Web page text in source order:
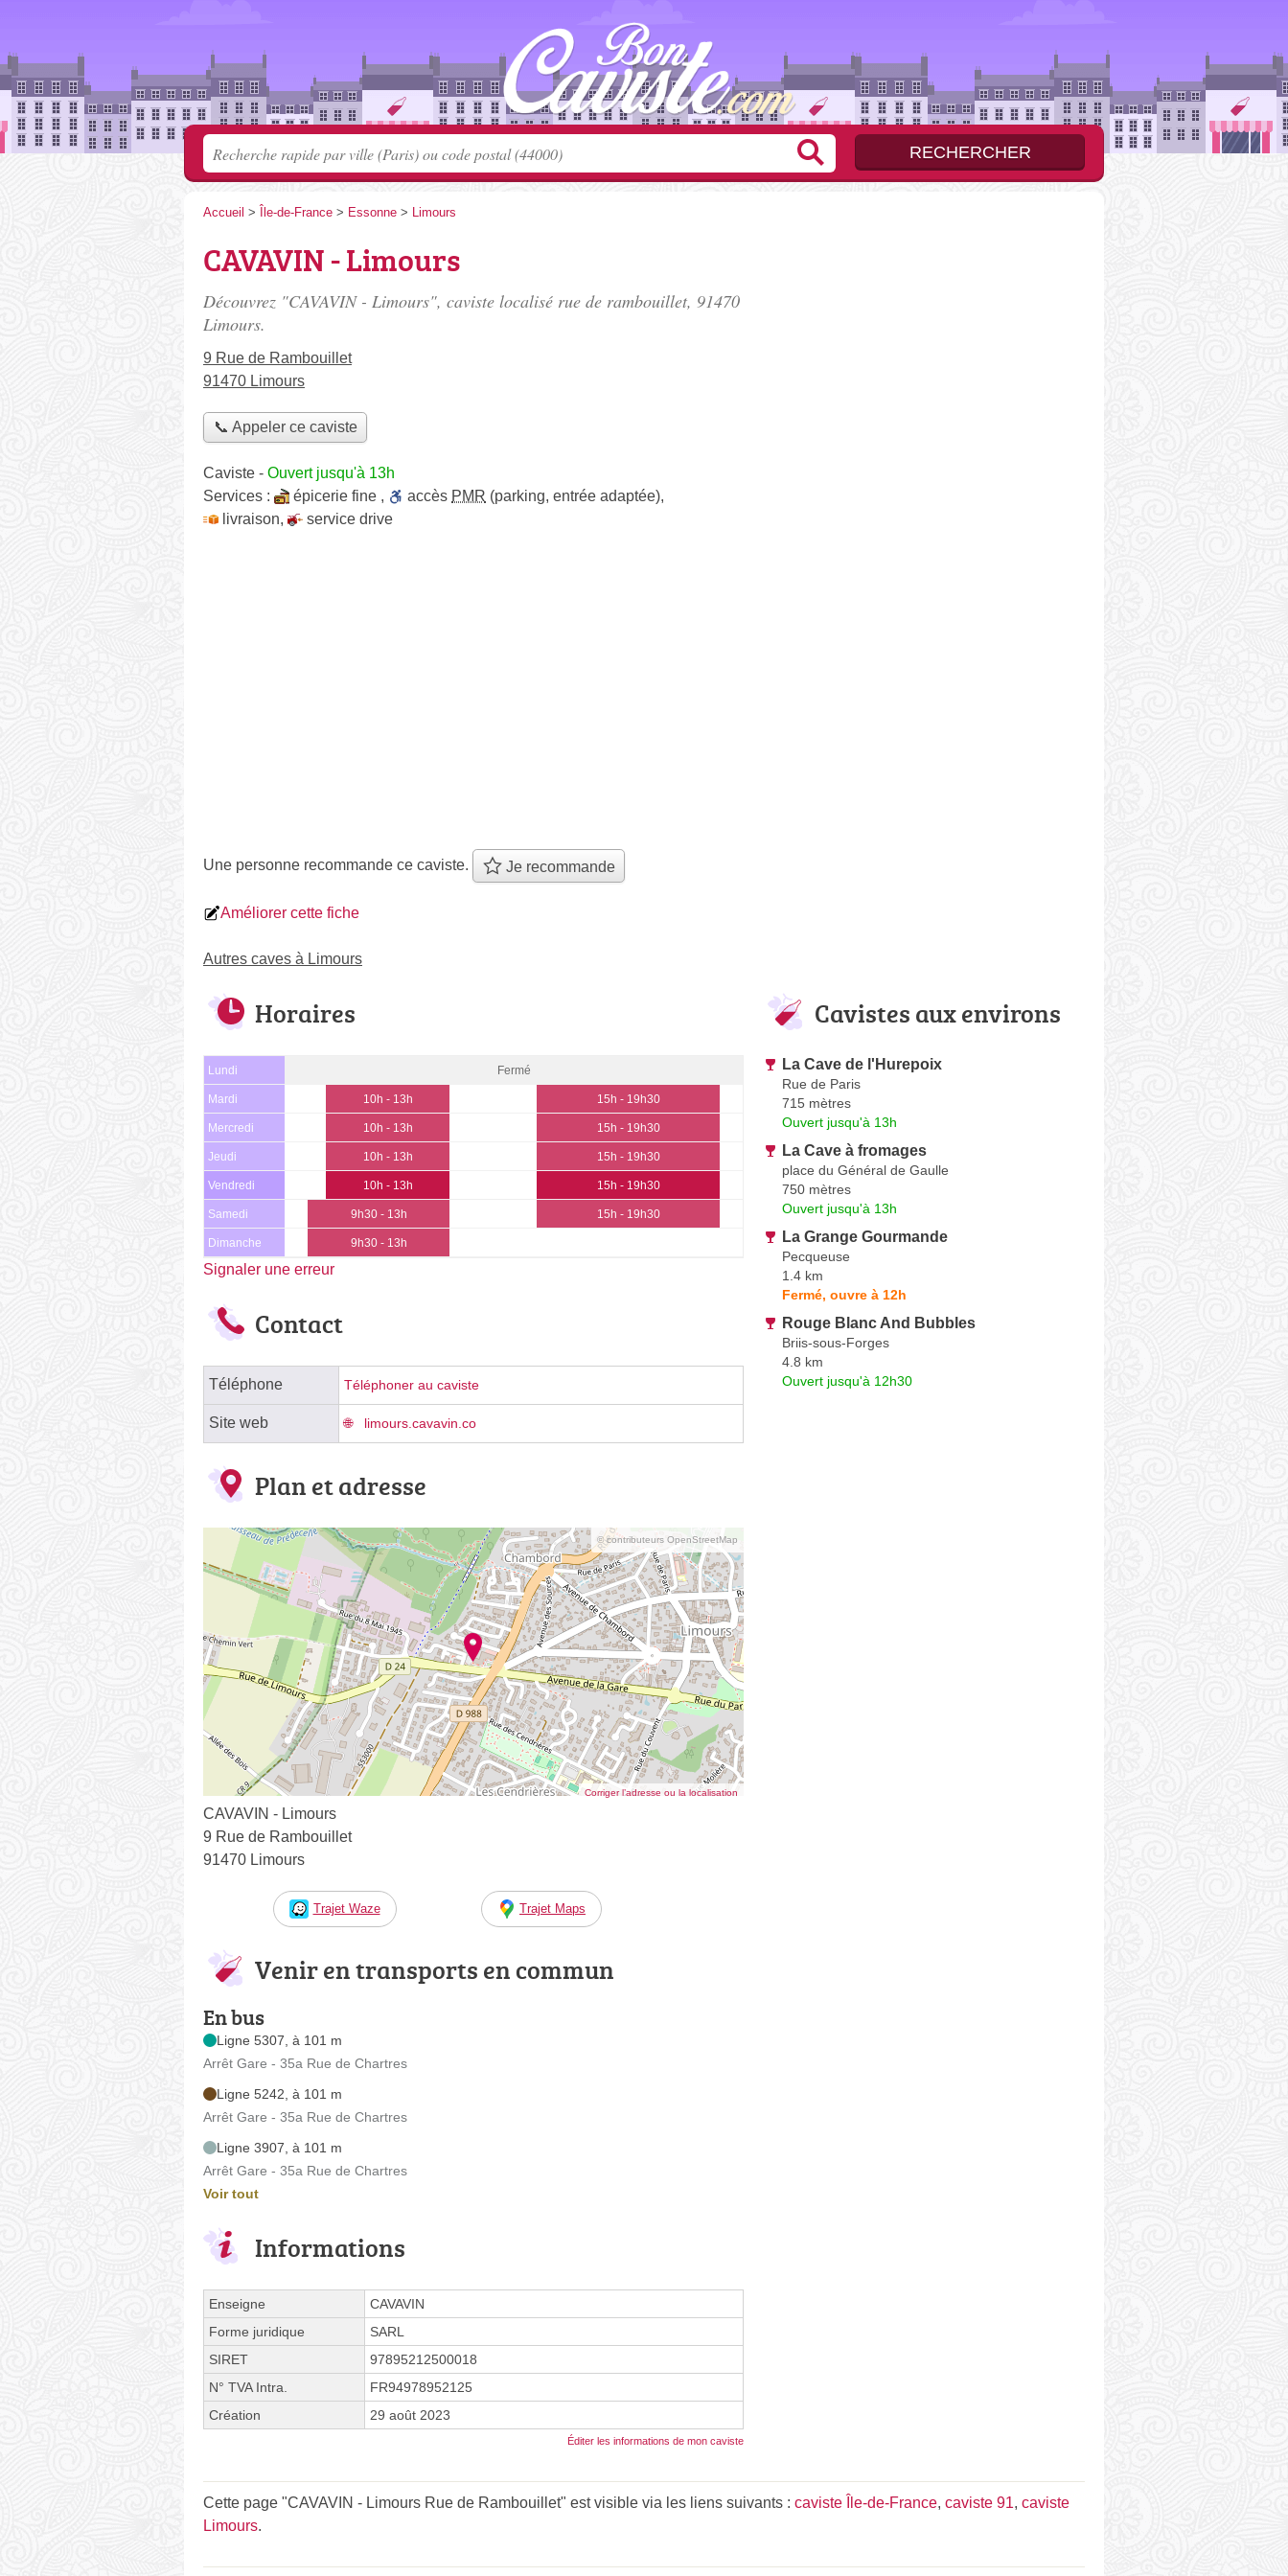
Accueil > Île-de-France > Essonne > Limours
CAVAVIN - Limours
Découvrez "CAVAVIN - Limours", caviste localisé rue de rambouillet, 91470
Limours.
9 Rue de Rambouillet
91470 Limours
📞 Appeler ce caviste
Caviste - Ouvert jusqu'à 13h
Services :
épicerie fine , accès PMR (parking, entrée adaptée),
livraison, service drive
Une personne recommande ce caviste. Je recommande
Améliorer cette fiche
Autres caves à Limours
Horaires
Lundi Fermé
Mardi 10h - 13h 15h - 19h30
Mercredi 10h - 13h 15h - 19h30
Jeudi 10h - 13h 15h - 19h30
Vendredi 10h - 13h 15h - 19h30
Samedi 9h30 - 13h 15h - 19h30
Dimanche 9h30 - 13h
Signaler une erreur
Contact
Téléphone Téléphoner au caviste
Site web limours.cavavin.co
Plan et adresse
© contributeurs OpenStreetMap
Corriger l’adresse ou la localisation
CAVAVIN - Limours
9 Rue de Rambouillet
91470 Limours
Trajet Waze Trajet Maps
Venir en transports en commun
En bus
Ligne 5307, à 101 m
Arrêt Gare - 35a Rue de Chartres
Ligne 5242, à 101 m
Arrêt Gare - 35a Rue de Chartres
Ligne 3907, à 101 m
Arrêt Gare - 35a Rue de Chartres
Voir tout
Informations
Enseigne
CAVAVIN
Forme juridique
SARL
SIRET
97895212500018
N° TVA Intra.
FR94978952125
Création
29 août 2023
Éditer les informations de mon caviste
Cavistes aux environs
La Cave de l'Hurepoix
Rue de Paris
715 mètres
Ouvert jusqu'à 13h
La Cave à fromages
place du Général de Gaulle
750 mètres
Ouvert jusqu'à 13h
La Grange Gourmande
Pecqueuse
1.4 km
Fermé, ouvre à 12h
Rouge Blanc And Bubbles
Briis-sous-Forges
4.8 km
Ouvert jusqu'à 12h30
Cette page "CAVAVIN - Limours Rue de Rambouillet" est visible via les liens suivants : caviste Île-de-France, caviste 91, caviste
Limours.